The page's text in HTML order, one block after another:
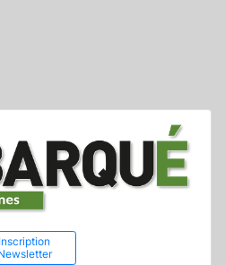
Inscription